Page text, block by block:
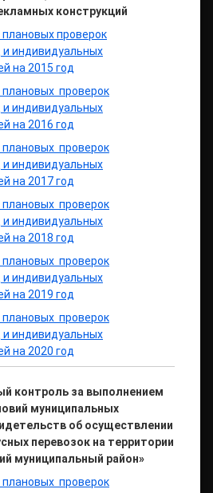
конструкций
проверок
индивидуальных
на 2015 год
проверок
индивидуальных
на 2016 год
проверок
индивидуальных
на 2017 год
проверок
индивидуальных
на 2018 год
проверок
индивидуальных
на 2019 год
проверок
индивидуальных
на 2020 год
контроль за выполнением
муниципальных
об осуществлении
перевозок на территории
муниципальный район»
проверок